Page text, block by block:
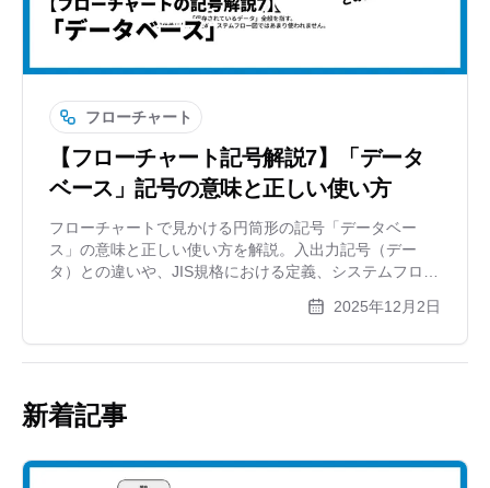
フローチャート
【フローチャート記号解説7】「データ
ベース」記号の意味と正しい使い方
フローチャートで見かける円筒形の記号「データベー
ス」の意味と正しい使い方を解説。入出力記号（デー
タ）との違いや、JIS規格における定義、システムフロー
えば、専門的な記号も簡単に配置可能です。2025年12月2日
新着記事